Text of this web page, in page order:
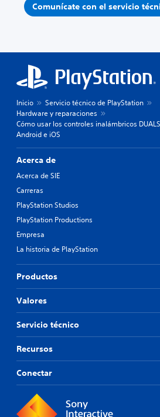
Comunícate con el servicio
Inicio
Servicio técnico de PlayStation
Hardware y reparaciones
Cómo usar los controles inalámbricos
Android e iOS
Acerca de
Acerca de SIE
Carreras
PlayStation Studios
PlayStation Productions
Empresa
La historia de PlayStation
Productos
Valores
Servicio técnico
Recursos
Conectar